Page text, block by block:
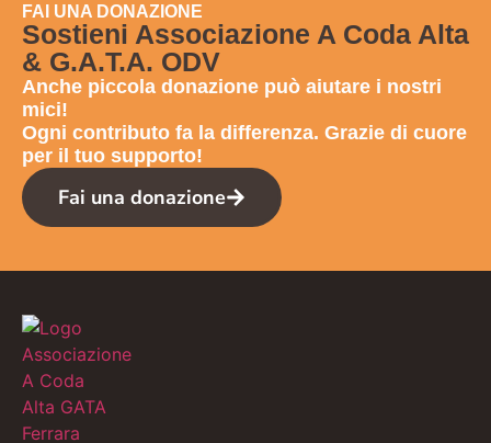
FAI UNA DONAZIONE
Sostieni Associazione A Coda Alta
& G.A.T.A. ODV
Anche piccola donazione può aiutare i nostri
mici!
Ogni contributo fa la differenza. Grazie di cuore
per il tuo supporto!
Fai una donazione